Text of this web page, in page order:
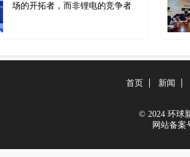
场的开拓者，而非锂电的竞争者
首页 新闻
© 2024 环球
网站备案